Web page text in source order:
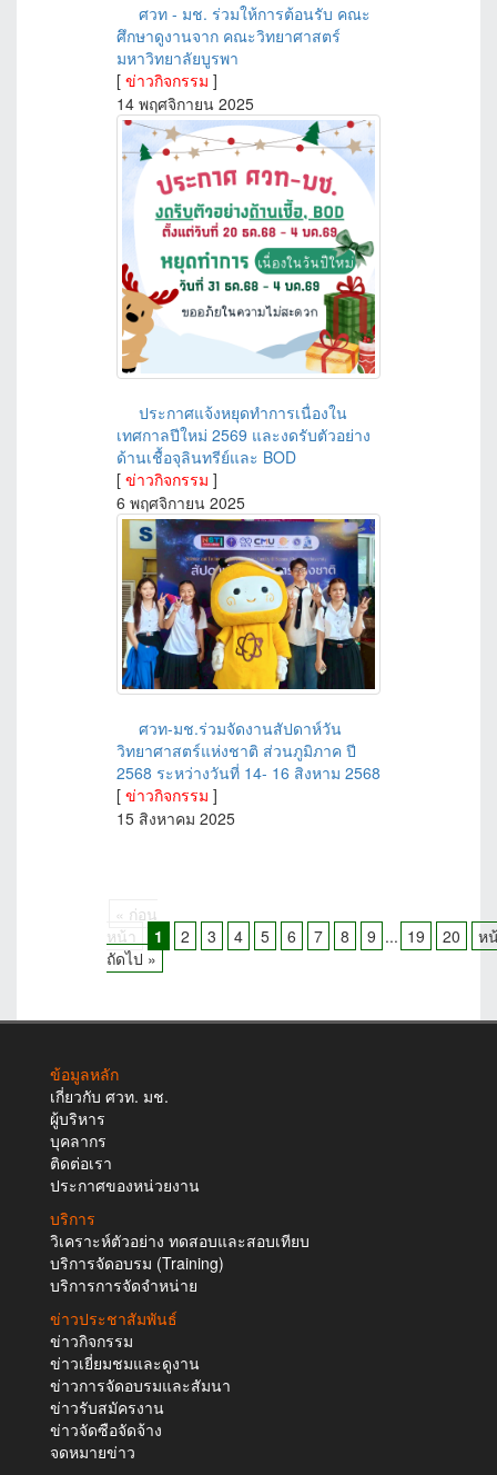
ศวท - มช. ร่วมให้การต้อนรับ คณะ
ศึกษาดูงานจาก คณะวิทยาศาสตร์
มหาวิทยาลัยบูรพา
[ ข่าวกิจกรรม ]
14 พฤศจิกายน 2025
ประกาศแจ้งหยุดทำการเนื่องใน
เทศกาลปีใหม่ 2569 และงดรับตัวอย่าง
ด้านเชื้อจุลินทรีย์และ BOD
[ ข่าวกิจกรรม ]
6 พฤศจิกายน 2025
ศวท-มช.ร่วมจัดงานสัปดาห์วัน
วิทยาศาสตร์แห่งชาติ ส่วนภูมิภาค ปี
2568 ระหว่างวันที่ 14- 16 สิงหาม 2568
[ ข่าวกิจกรรม ]
15 สิงหาคม 2025
« ก่อน
หน้า
1 2 3 4 5 6 7 8 9 ... 19 20
ห
ถัดไป »
ข้อมูลหลัก
เกี่ยวกับ ศวท. มช.
ผู้บริหาร
บุคลากร
ติดต่อเรา
ประกาศของหน่วยงาน
บริการ
วิเคราะห์ตัวอย่าง ทดสอบและสอบเทียบ
บริการจัดอบรม (Training)
บริการการจัดจำหน่าย
ข่าวประชาสัมพันธ์
ข่าวกิจกรรม
ข่าวเยี่ยมชมและดูงาน
ข่าวการจัดอบรมและสัมนา
ข่าวรับสมัครงาน
ข่าวจัดซือจัดจ้าง
จดหมายข่าว